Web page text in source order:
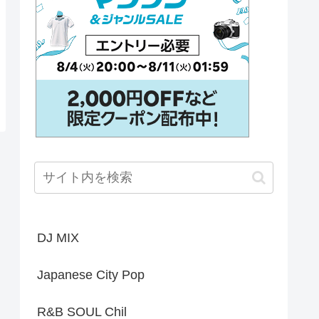
DJ MIX
Japanese City Pop
R&B SOUL Chil